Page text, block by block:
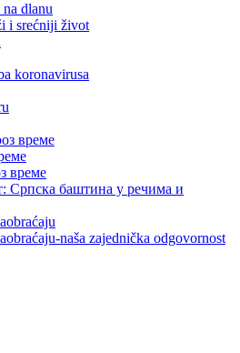
dlanu
i srećniji život
koronavirusa
време
време
Српска баштина у речима и
naša zajednička odgovornost